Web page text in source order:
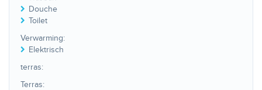
Douche
Toilet
Verwarming:
Elektrisch
terras:
Terras: